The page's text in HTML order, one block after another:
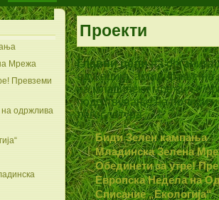
Мрежа
Превземи
на одржлива
Проекти
Главни целина
едукација, активирање
на младински мрежи со
подготвување на полиси
легислатура.
Биди Зелен кампања
Младинска Зелена
Обединети за утре!
Европска Недела на
Списание „Екологија“